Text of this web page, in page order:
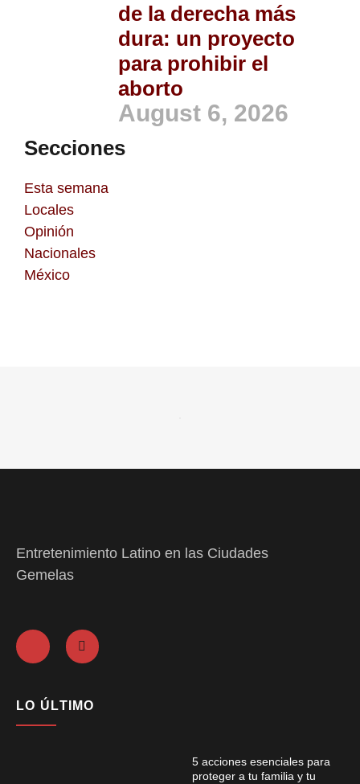
de la derecha más
dura: un proyecto
para prohibir el
aborto
August 6, 2026
Secciones
Esta semana
Locales
Opinión
Nacionales
México
Entretenimiento Latino en las Ciudades
Gemelas
LO ÚLTIMO
5 acciones esenciales para
proteger a tu familia y tu